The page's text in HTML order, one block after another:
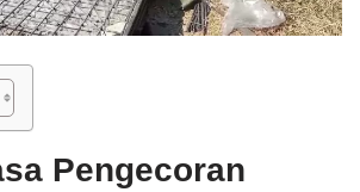
Pengecoran